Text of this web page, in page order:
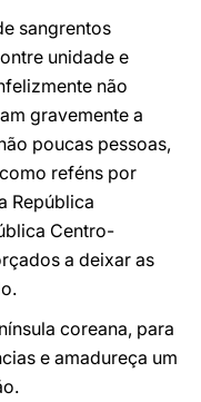
sangrentos
unidade e
não
gravemente a
poucas pessoas,
reféns por
República
Centro-
a deixar as
coreana, para
e amadureça um